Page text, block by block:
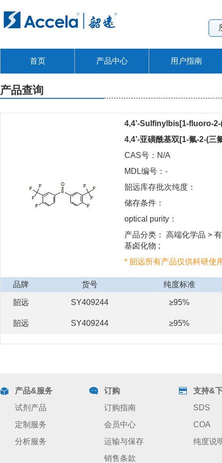
首页 产品中心 用户指南
产品查询
4,4’-Sulfinylbis[1-fluoro-
4,4’-亚磺酰基双[1-氟-2-(三
CAS号：N/A
MDL编号：-
韶远库存批次纯度：
储存条件：
optical purity：
产品分类： 高端化学品 >
基卤化物 ;
* 韶远所有产品仅供科研使
品牌 货号 纯度标准
韶远 SY409244 ≥95%
韶远 SY409244 ≥95%
产品&服务
试剂产品
定制服务
分析服务
订购
订购指南
会员中心
运输与保存
销售条款
支持&
SDS
COA
纯度说